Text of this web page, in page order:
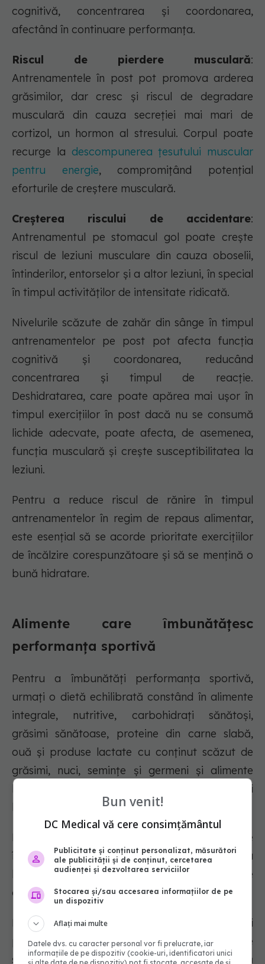
cognitivă, concentrarea și coordonarea,
afectând în continuare performanța.
Riscul de pierdere musculară:
Antrenamentele în post pot promova arderea
grăsimilor, dar cresc și riscul de degradare
musculară din cauza secreției mai mari de
cortizol, un hormon al stresului. Corpul poate
recurge la descompunerea țesutului muscular
pentru energie, compromițând potențial
eforturile de creștere musculară.
Creșterea riscului de accidentare:
Antrenamentul pe stomacul gol poate crește
riscul de leziuni musculare din cauza oboselii,
întinderilor, entorselor și a altor leziuni, în special
în timpul activităților de intensitate ridicată.
Nivelurile scăzute de zahăr din sânge în timpul
antrenamentelor pe post pot afecta funcția
cognitivă și coordonarea, reducând
concentrarea și timpul de reacție.
Deshidratarea, care poate apărea mai ușor în
timpul exercițiilor în post dacă nu se consumă
lichide adecvate, poate afecta, de asemenea,
funcția musculară și crește susceptibilitatea la
leziuni.
Pentru a reduce riscul de rănire în timpul
antrenamentelor în regim de repaus alimentar,
este esențial să se acorde prioritate exercițiilor
de încălzire corespunzătoare și să se mențină o
bună hidratare.
Alimente care îmbunătățesc
performanța sportivă
Pentru a îmbunătăți performanța sportivă,
urmați o dietă echilibrată constând în alimente
integrale, nutritive, carbohidrați sănătoși,
grăsimi sănătoase, proteine din carne slabă,
ouă și produse lactate cu conținut scăzut de
grăsimi, nuci, semințe și germeni și alimente
bogate în fier, precum pește, fasole gătită și
Mâncați o masă ușor digerabilă cu 2-3 ore
înainte de antrenament sau luați o gustare cu
batoane energizante, sandvișuri cu unt de
arahide sau fructe proaspete sau uscate.
Rămâneți hidratat consumând apă, băuturi
pentru sportivi sau suc și luați în considerare
smoothie-urile și băuturile înlocuitoare de masă
Bun venit!
DC Medical vă cere consimțământul
Publicitate și conținut personalizat, măsurători
ale publicității și de conținut, cercetarea
audienței și dezvoltarea serviciilor
Stocarea și/sau accesarea informațiilor de pe
un dispozitiv
Aflați mai multe
Datele dvs. cu caracter personal vor fi prelucrate, iar
informațiile de pe dispozitiv (cookie-uri, identificatori unici